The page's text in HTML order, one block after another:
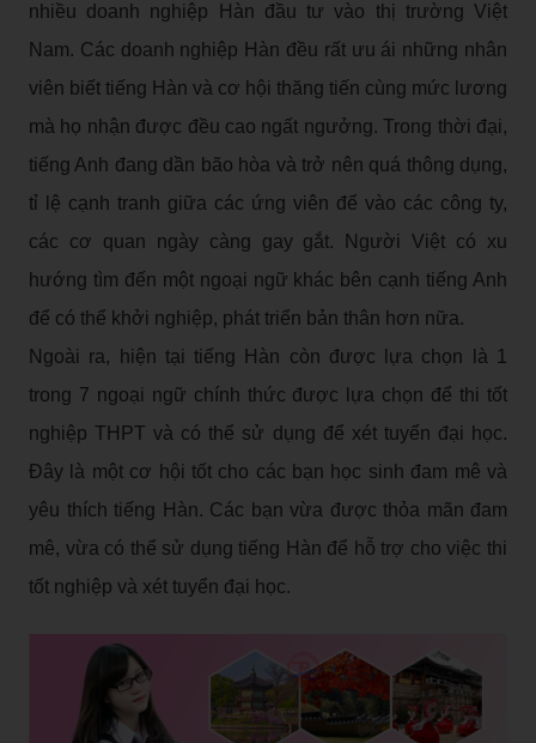
nhiều doanh nghiệp Hàn đầu tư vào thị trường Việt
Nam. Các doanh nghiệp Hàn đều rất ưu ái những nhân
viên biết tiếng Hàn và cơ hội thăng tiến cùng mức lương
mà họ nhận được đều cao ngất ngưởng. Trong thời đại,
tiếng Anh đang dần bão hòa và trở nên quá thông dụng,
tỉ lệ cạnh tranh giữa các ứng viên để vào các công ty,
các cơ quan ngày càng gay gắt. Người Việt có xu
hướng tìm đến một ngoại ngữ khác bên cạnh tiếng Anh
để có thể khởi nghiệp, phát triển bản thân hơn nữa.
Ngoài ra, hiện tại tiếng Hàn còn được lựa chọn là 1
trong 7 ngoại ngữ chính thức được lựa chọn để thi tốt
nghiệp THPT và có thể sử dụng để xét tuyển đại học.
Đây là một cơ hội tốt cho các bạn học sinh đam mê và
yêu thích tiếng Hàn. Các bạn vừa được thỏa mãn đam
mê, vừa có thể sử dụng tiếng Hàn để hỗ trợ cho việc thi
tốt nghiệp và xét tuyển đại học.